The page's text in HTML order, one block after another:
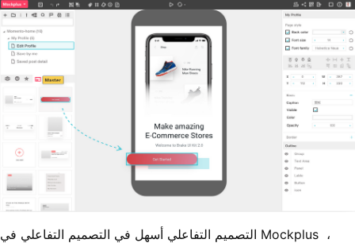
التصميم التفاعلي أسهل في التصميم التفاعلي في Mockplus ،